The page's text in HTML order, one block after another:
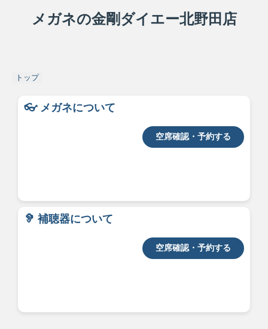
メガネの金剛ダイエー北野田店
トップ
👓 メガネについて
空席確認・予約する
🦻 補聴器について
空席確認・予約する